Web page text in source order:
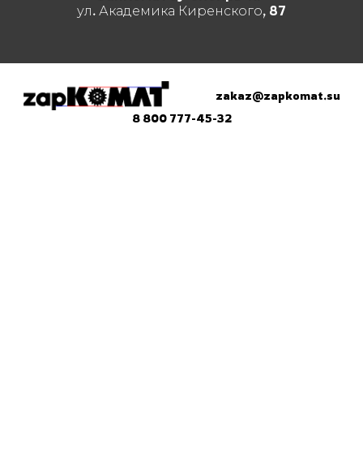
ул. Академика Киренского, 87
zakaz@zapkomat.su
8 800 777-45-32